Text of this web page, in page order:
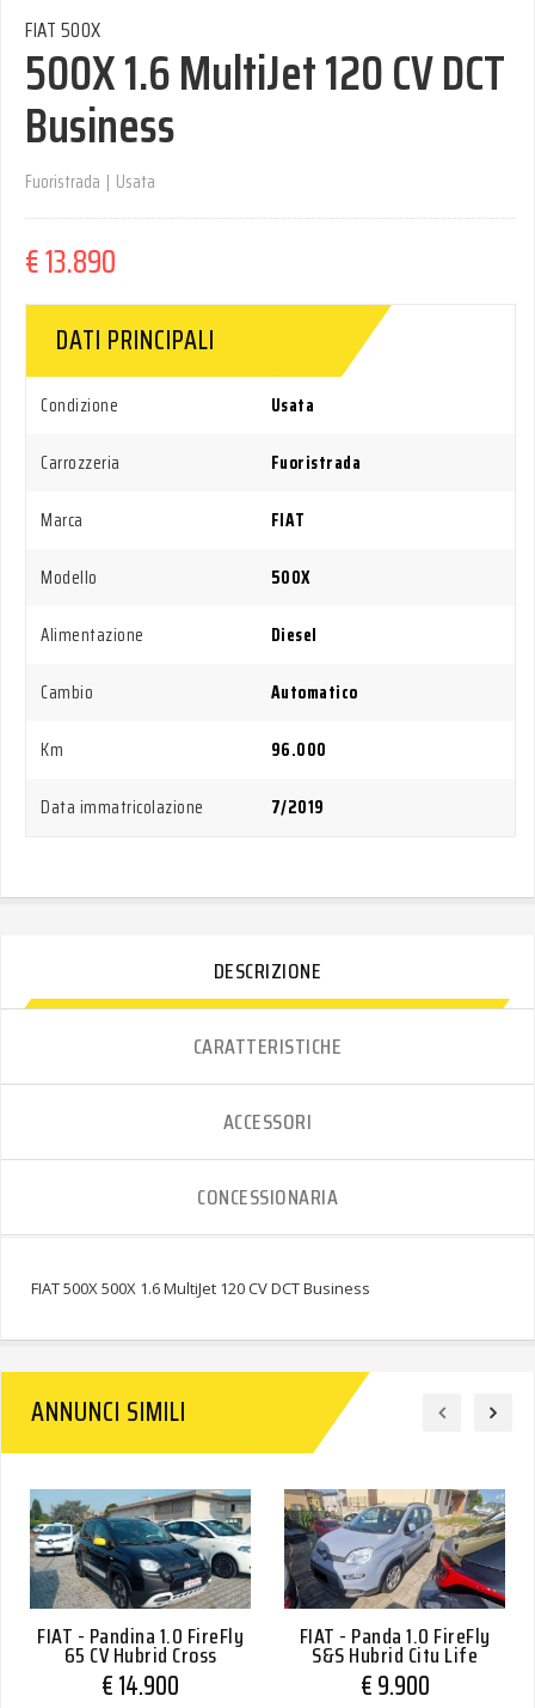
FIAT 500X
500X 1.6 MultiJet 120 CV DCT
Business
Fuoristrada | Usata
€ 13.890
DATI PRINCIPALI
Condizione
Usata
Carrozzeria
Fuoristrada
Marca
FIAT
Modello
500X
Alimentazione
Diesel
Cambio
Automatico
Km
96.000
Data immatricolazione
7/2019
DESCRIZIONE
CARATTERISTICHE
ACCESSORI
CONCESSIONARIA
FIAT 500X 500X 1.6 MultiJet 120 CV DCT Business
ANNUNCI SIMILI
FIAT - Pandina 1.0 FireFly
65 CV Hybrid Cross
€ 14.900
FIAT - Panda 1.0 FireFly
S&S Hybrid City Life
€ 9.900